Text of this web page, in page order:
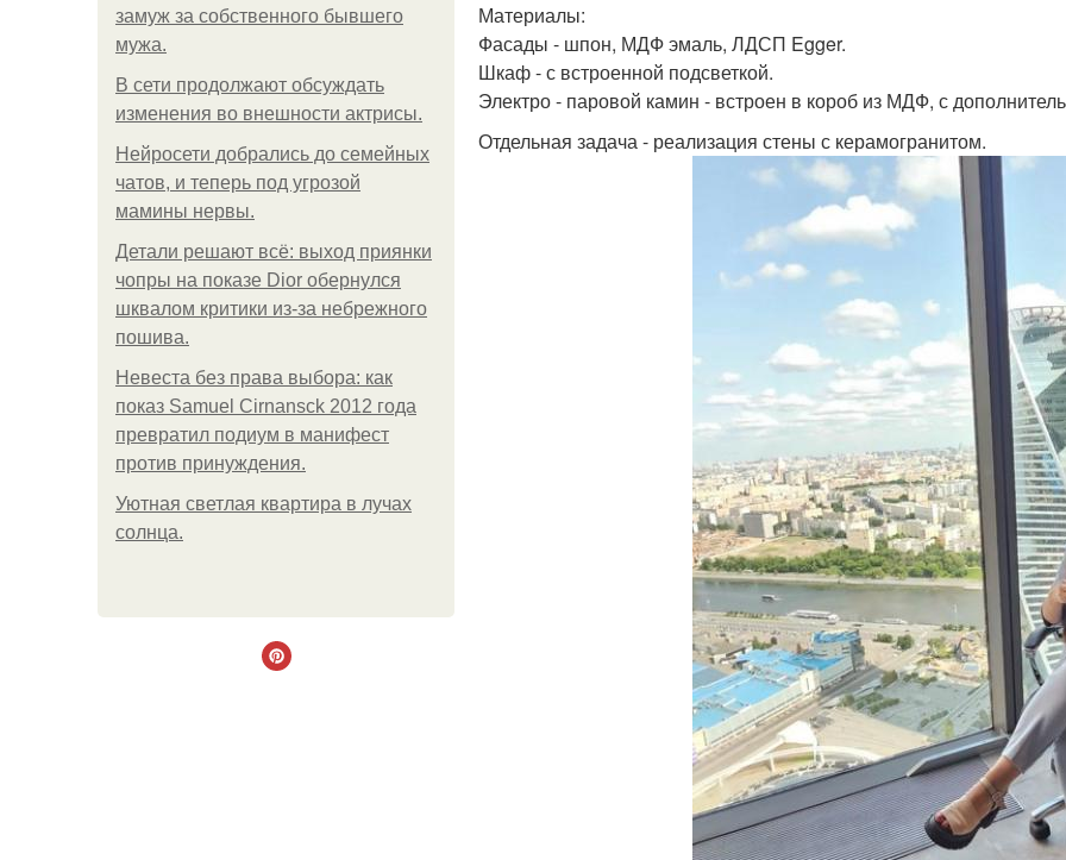
замуж за собственного бывшего
мужа.
В сети продолжают обсуждать
изменения во внешности актрисы.
Нейросети добрались до семейных
чатов, и теперь под угрозой
мамины нервы.
Детали решают всё: выход приянки
чопры на показе Dior обернулся
шквалом критики из-за небрежного
пошива.
Невеста без права выбора: как
показ Samuel Cirnansck 2012 года
превратил подиум в манифест
против принуждения.
Уютная светлая квартира в лучах
солнца.
Материалы:
Фасады - шпон, МДФ эмаль, ЛДСП Egger.
Шкаф - с встроенной подсветкой.
Электро - паровой камин - встроен в короб из МДФ, с
Отдельная задача - реализация стены с керамогранитом.